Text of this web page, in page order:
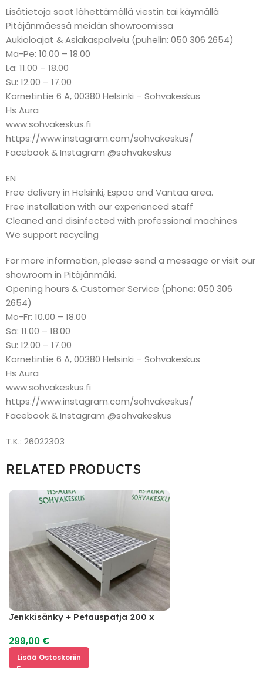
Lisätietoja saat lähettämällä viestin tai käymällä
Pitäjänmäessä meidän showroomissa
Aukioloajat & Asiakaspalvelu (puhelin: 050 306 2654)
Ma-Pe: 10.00 – 18.00
La: 11.00 – 18.00
Su: 12.00 – 17.00
Kornetintie 6 A, 00380 Helsinki – Sohvakeskus
Hs Aura
www.sohvakeskus.fi
https://www.instagram.com/sohvakeskus/
Facebook & Instagram @sohvakeskus
EN
Free delivery in Helsinki, Espoo and Vantaa area.
Free installation with our experienced staff
Cleaned and disinfected with professional machines
We support recycling
For more information, please send a message or visit our
showroom in Pitäjänmäki.
Opening hours & Customer Service (phone: 050 306
2654)
Mo-Fr: 10.00 – 18.00
Sa: 11.00 – 18.00
Su: 12.00 – 17.00
Kornetintie 6 A, 00380 Helsinki – Sohvakeskus
Hs Aura
www.sohvakeskus.fi
https://www.instagram.com/sohvakeskus/
Facebook & Instagram @sohvakeskus
T.K.: 26022303
RELATED PRODUCTS
Jenkkisänky + Petauspatja 200 x
299,00 €
Lisää Ostoskoriin